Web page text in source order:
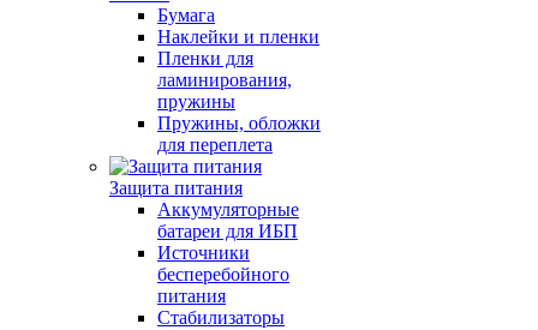
Бумага
Наклейки и пленки
Пленки для
ламинирования,
пружины
Пружины, обложки
для переплета
Защита питания
Аккумуляторные
батареи для ИБП
Источники
бесперебойного
питания
Стабилизаторы